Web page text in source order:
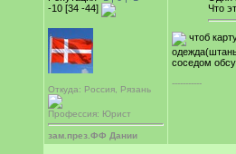
-10 [34 -44]
Откуда: Россия, Рязань
Профессия: Юрист
зам.през.ФФ Дании
Что
чтоб
соседом
-----------